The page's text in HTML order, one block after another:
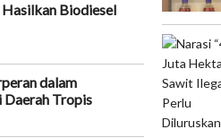
Biodiesel
dalam
Daerah Tropis